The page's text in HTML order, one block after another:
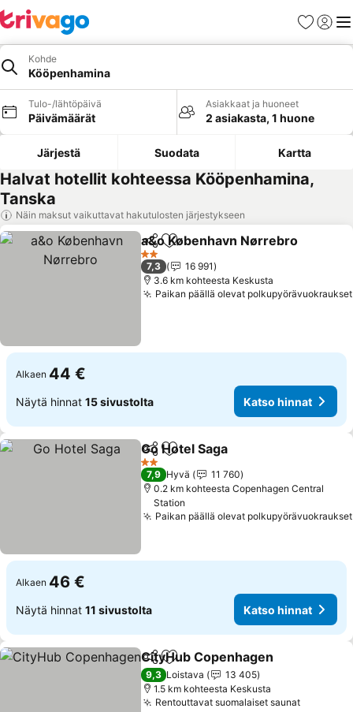
Suosikit
Kohde
Kööpenhamina
Tulo-/lähtöpäivä
Päivämäärät
Asiakkaat ja huoneet
2 asiakasta, 1 huone
Järjestä Suodata Kartta
Halvat hotellit kohteessa Kööpenhamina,
Tanska
Näin maksut vaikuttavat hakutulosten järjestykseen
Jaa Lisää suosikkeihin
a&o København Nørrebro
2 Tähtiluokitus
7,3
16 991
3.6 km kohteesta Keskusta
Paikan päällä olevat polkupyörävuokraukset
Alkaen 44 €
Näytä hinnat 15 sivustolta Katso hinnat
Jaa Lisää suosikkeihin
Go Hotel Saga
2 Tähtiluokitus
7,9 Hyvä
11 760
0.2 km kohteesta Copenhagen Central
Station
Paikan päällä olevat polkupyörävuokraukset
Alkaen 46 €
Näytä hinnat 11 sivustolta Katso hinnat
Jaa Lisää suosikkeihin
CityHub Copenhagen
9,3 Loistava
13 405
1.5 km kohteesta Keskusta
Rentouttavat suomalaiset saunat